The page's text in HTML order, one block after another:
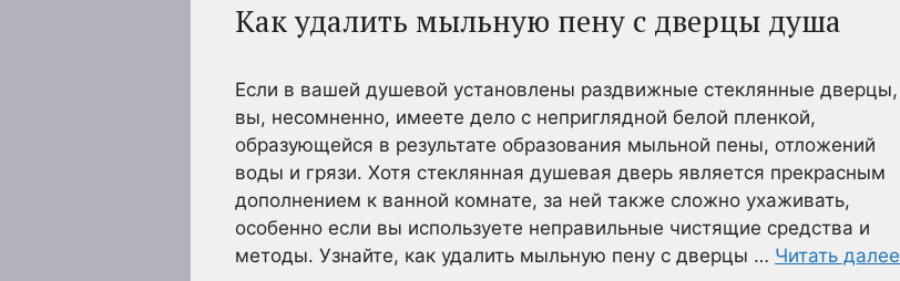
Как удалить мыльную пену с дверцы душа
Если в вашей душевой установлены раздвижные стеклянные дверцы,
вы, несомненно, имеете дело с неприглядной белой пленкой,
образующейся в результате образования мыльной пены, отложений
воды и грязи. Хотя стеклянная душевая дверь является прекрасным
дополнением к ванной комнате, за ней также сложно ухаживать,
особенно если вы используете неправильные чистящие средства и
методы. Узнайте, как удалить мыльную пену с дверцы … Читать далее